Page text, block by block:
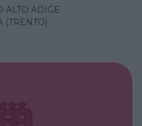
ALTO ADIGE
(TRENTO)